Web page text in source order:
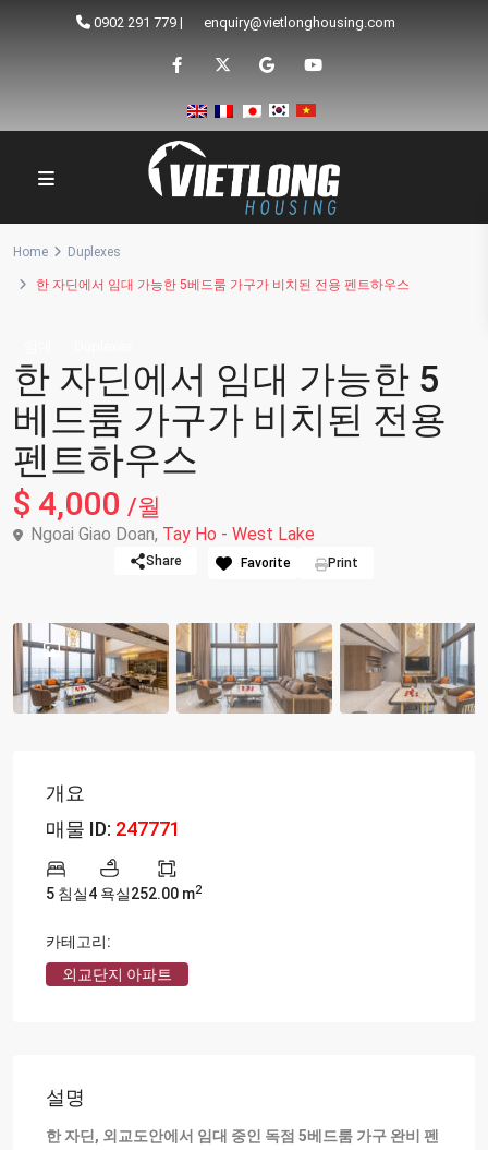
0902 291 779 | enquiry@vietlonghousing.com
Home Duplexes
한 자딘에서 임대 가능한 5베드룸 가구가 비치된 전용 펜트하우스
한 자딘에서 임대 가능한 5
베드룸 가구가 비치된 전용
펜트하우스
$ 4,000 /월
Ngoai Giao Doan, Tay Ho - West Lake
Share Favorite Print
개요
매물 ID: 247771
5 침실4 욕실252.00 m2
카테고리:
외교단지 아파트
설명
한 자딘, 외교도안에서 임대 중인 독점 5베드룸 가구 완비 펜